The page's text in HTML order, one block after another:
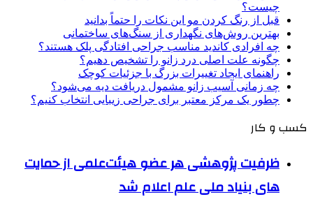
چیست؟
قبل از رنگ کردن مو این نکات را حتماً بدانید
بهترین روش‌های نگهداری از سنگ‌های ساختمانی
چه افرادی کاندید مناسب جراحی افتادگی پلک هستند؟
چگونه علت اصلی درد زانو را تشخیص دهیم؟
راهنمای ایجاد تغییرات بزرگ با جزئیات کوچک
چه زمانی آسیب زانو مشمول دریافت دیه می‌شود؟
چطور یک مرکز معتبر برای جراحی زیبایی انتخاب کنیم؟
کسب و کار
ظرفیت پژوهشی هر عضو هیئت‌علمی از حمایت
های بنیاد ملی علم اعلام شد